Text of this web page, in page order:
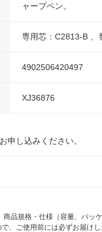
ャープペン。
専用芯：C2813-B 、
4902506420497
XJ36876
申し込みください。
品規格・仕様（容量、パッ
、ご使用前には必ずお届け